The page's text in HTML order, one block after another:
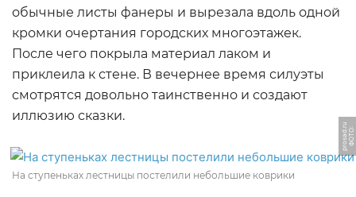
обычные листы фанеры и вырезала вдоль одной
кромки очертания городских многоэтажек.
После чего покрыла материал лаком и
приклеила к стене. В вечернее время силуэты
смотрятся довольно таинственно и создают
иллюзию сказки.
Ф
О
Т
О:
p
r
o
s
a
d.
r
u
На ступеньках лестницы постелили небольшие коврики